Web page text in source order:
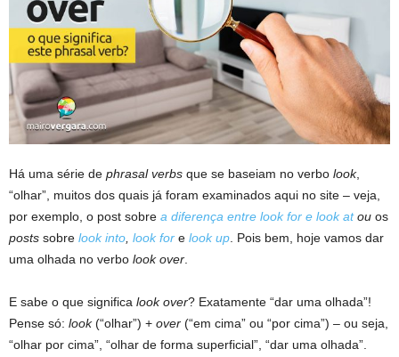
Há uma série de phrasal verbs que se baseiam no verbo look,
“olhar”, muitos dos quais já foram examinados aqui no site – veja,
por exemplo, o post sobre a diferença entre look for e look atou os
posts sobre look into look for e look up . Pois bem, hoje vamos dar
uma olhada no verbo look over
E sabe o que significa look over? Exatamente “dar uma olhada”!
Pense só: look(“olhar”) + over (“em cima” ou “por cima”) – ou seja,
“olhar por cima”, “olhar de forma superficial”, “dar uma olhada”.